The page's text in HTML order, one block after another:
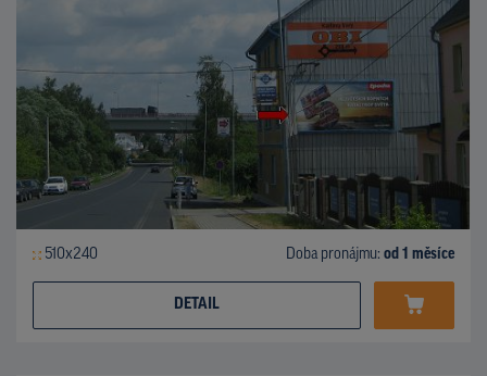
510x240 Doba pronájmu: od 1 měsíce
DETAIL